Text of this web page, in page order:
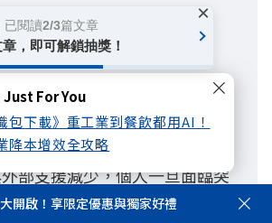
Just For You
包下載》重工業到餐飲都用AI！
降本增效全攻略
為什麼會增加孤獨與孤立風
入超高齡社會，少子化與小家
構徹底改變，獨居與單身比例
有的社會支持網絡逐漸縮小。
部支援減少，個人一旦面臨突
務危機，極易因缺乏社會網絡支
開啟！享限定優惠與獨家好禮
已閱讀2/3篇文章
，即可解鎖抽獎！
×